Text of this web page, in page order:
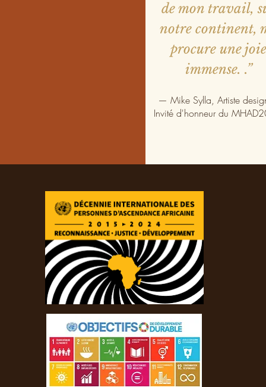
de mon travail,
notre continent,
procure une joie
immense. .”
— Mike Sylla, Artiste
Invité d'honneur du